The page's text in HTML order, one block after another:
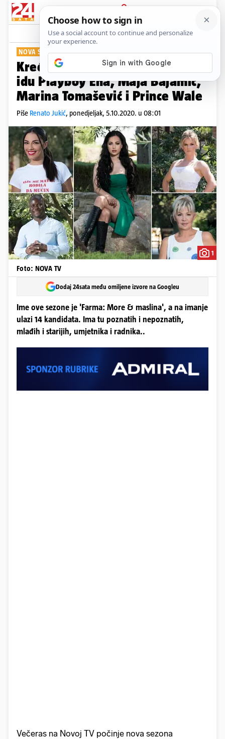
PRIJAVA
Show Komentari
NOVA SEZONA
Kreće nova 'Farma': Po pobjedu
idu Playboy Ena, Maja Bajamić,
Marina Tomašević i Prince Wale
Piše Renato Jukić, ponedjeljak, 5.10.2020. u 08:01
1
Foto: NOVA TV
Dodaj 24sata među omiljene izvore na Googleu
Ime ove sezone je 'Farma: More & maslina', a na imanje
ulazi 14 kandidata. Ima tu poznatih i nepoznatih,
mlađih i starijih, umjetnika i radnika..
Večeras na Novoj TV počinje nova sezona